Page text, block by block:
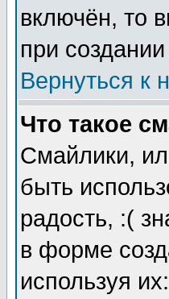
включён, то
при
Вернуться к
Что такое
Смайлики,
быть
радость, :(
в форме
используя